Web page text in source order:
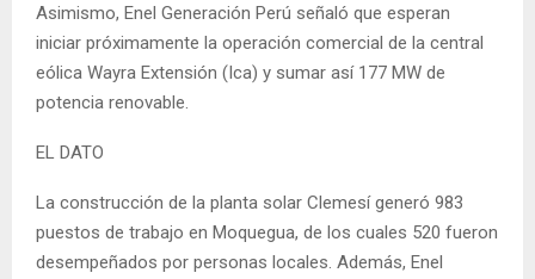
Asimismo, Enel Generación Perú señaló que esperan
iniciar próximamente la operación comercial de la central
eólica Wayra Extensión (Ica) y sumar así 177 MW de
potencia renovable.
EL DATO
La construcción de la planta solar Clemesí generó 983
puestos de trabajo en Moquegua, de los cuales 520 fueron
desempeñados por personas locales. Además, Enel